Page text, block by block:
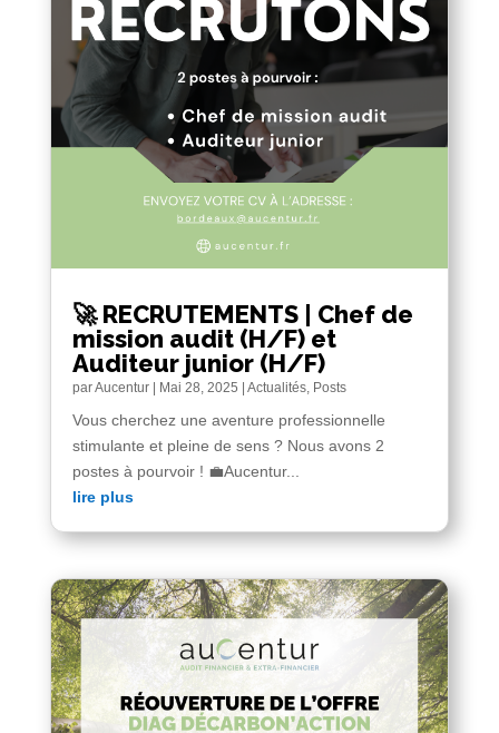
🚀 RECRUTEMENTS | Chef de
mission audit (H/F) et
Auditeur junior (H/F)
parAucentur| Mai 28, 2025 Actualités, Posts
Vous cherchez une aventure professionnelle
stimulante et pleine de sens ? Nous avons 2
postes à pourvoir ! 💼Aucentur...
lire plus